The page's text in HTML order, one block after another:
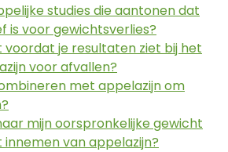
studies die aantonen dat
is voor gewichtsverlies?
voordat je resultaten ziet bij het
voor afvallen?
met appelazijn om
mijn oorspronkelijke gewicht
van appelazijn?